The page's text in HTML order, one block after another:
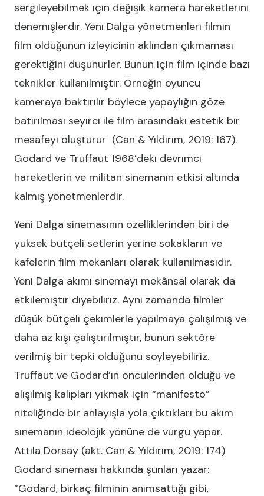
sergileyebilmek için değişik kamera hareketlerini
denemişlerdir. Yeni Dalga yönetmenleri filmin
film olduğunun izleyicinin aklından çıkmaması
gerektiğini düşünürler. Bunun için film içinde bazı
teknikler kullanılmıştır. Örneğin oyuncu
kameraya baktırılır böylece yapaylığın göze
batırılması seyirci ile film arasındaki estetik bir
mesafeyi oluşturur (Can & Yıldırım, 2019: 167).
Godard ve Truffaut 1968’deki devrimci
hareketlerin ve militan sinemanın etkisi altında
kalmış yönetmenlerdir.
Yeni Dalga sinemasının özelliklerinden biri de
yüksek bütçeli setlerin yerine sokakların ve
kafelerin film mekanları olarak kullanılmasıdır.
Yeni Dalga akımı sinemayı mekânsal olarak da
etkilemiştir diyebiliriz. Aynı zamanda filmler
düşük bütçeli çekimlerle yapılmaya çalışılmış ve
daha az kişi çalıştırılmıştır, bunun sektöre
verilmiş bir tepki olduğunu söyleyebiliriz.
Truffaut ve Godard’ın öncülerinden olduğu ve
alışılmış kalıpları yıkmak için “manifesto”
niteliğinde bir anlayışla yola çıktıkları bu akım
sinemanın ideolojik yönüne de vurgu yapar.
Attila Dorsay (akt. Can & Yıldırım, 2019: 174)
Godard sineması hakkında şunları yazar:
“Godard, birkaç filminin anımsattığı gibi,